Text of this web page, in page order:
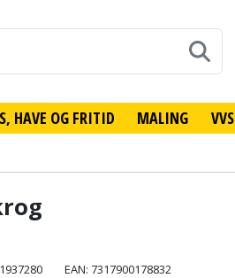
HAVE OG FRITID MALING VVS
EAN: 7317900178832